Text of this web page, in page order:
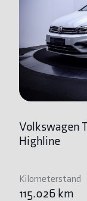
Volkswagen
Highline
Kilometerstand
115.026 km